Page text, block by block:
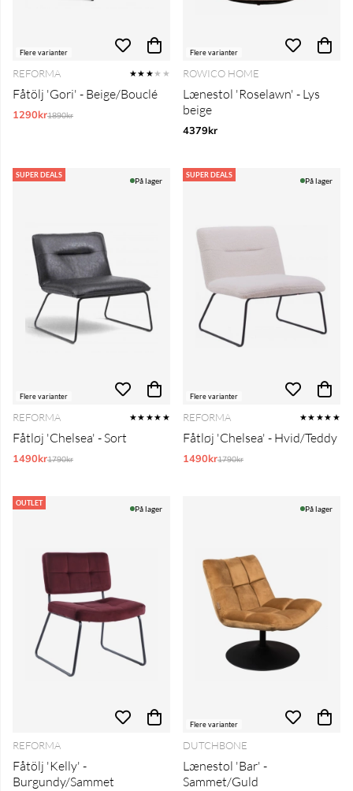
Flere varianter
REFORMA ★★★★★
Fåtölj 'Gori' - Beige/Bouclé
1290krNormalpris:
1890kr
Flere varianter
ROWICO HOME
Lænestol 'Roselawn' - Lys
beige
4379kr
SUPER DEALS
Flere varianter
På lager
REFORMA ★★★★★
Fåtløj 'Chelsea' - Sort
1490krNormalpris:
1790kr
SUPER DEALS
Flere varianter
På lager
REFORMA ★★★★★
Fåtløj 'Chelsea' - Hvid/Teddy
1490krNormalpris:
1790kr
OUTLET
På lager
REFORMA
Fåtölj 'Kelly' -
Burgundy/Sammet
Flere varianter
På lager
DUTCHBONE
Lænestol 'Bar' -
Sammet/Guld